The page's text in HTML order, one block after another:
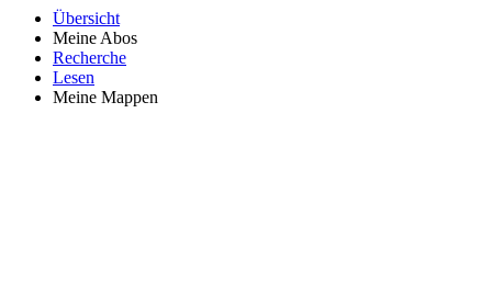
Übersicht
Meine Abos
Recherche
Lesen
Meine Mappen